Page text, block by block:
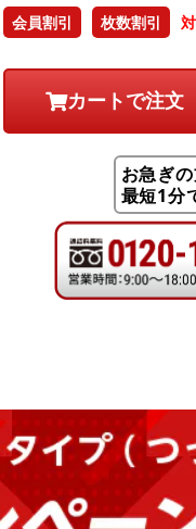
会員割引 枚数割引
お急ぎ
最短1分